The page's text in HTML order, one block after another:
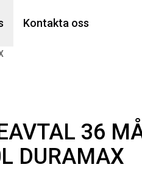
Kontakta oss
Din varukorg är
36
DURAMAX